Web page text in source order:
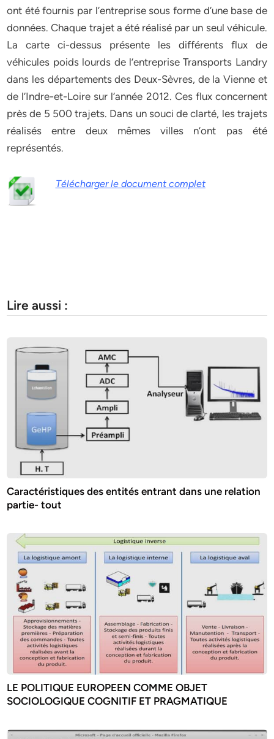
ont été fournis par l’entreprise sous forme d’une base de
données. Chaque trajet a été réalisé par un seul véhicule.
La carte ci-dessus présente les différents flux de
véhicules poids lourds de l’entreprise Transports Landry
dans les départements des Deux-Sèvres, de la Vienne et
de l’Indre-et-Loire sur l’année 2012. Ces flux concernent
près de 5 500 trajets. Dans un souci de clarté, les trajets
réalisés entre deux mêmes villes n’ont pas été
représentés.
Télécharger le document complet
Lire aussi :
Caractéristiques des entités entrant dans une relation
partie- tout
LE POLITIQUE EUROPEEN COMME OBJET
SOCIOLOGIQUE COGNITIF ET PRAGMATIQUE